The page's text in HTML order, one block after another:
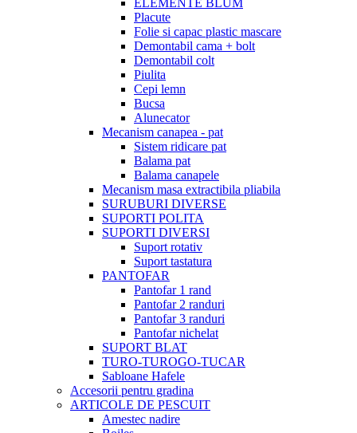
ELEMENTE BLUM
Placute
Folie si capac plastic mascare
Demontabil cama + bolt
Demontabil colt
Piulita
Cepi lemn
Bucsa
Alunecator
Mecanism canapea - pat
Sistem ridicare pat
Balama pat
Balama canapele
Mecanism masa extractibila pliabila
SURUBURI DIVERSE
SUPORTI POLITA
SUPORTI DIVERSI
Suport rotativ
Suport tastatura
PANTOFAR
Pantofar 1 rand
Pantofar 2 randuri
Pantofar 3 randuri
Pantofar nichelat
SUPORT BLAT
TURO-TUROGO-TUCAR
Sabloane Hafele
Accesorii pentru gradina
ARTICOLE DE PESCUIT
Amestec nadire